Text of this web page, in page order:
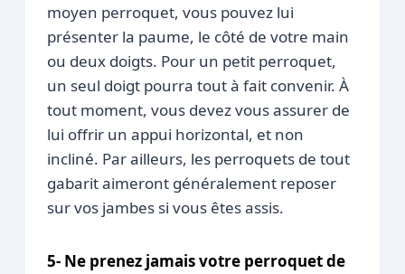
moyen perroquet, vous pouvez lui
présenter la paume, le côté de votre main
ou deux doigts. Pour un petit perroquet,
un seul doigt pourra tout à fait convenir. À
tout moment, vous devez vous assurer de
lui offrir un appui horizontal, et non
incliné. Par ailleurs, les perroquets de tout
gabarit aimeront généralement reposer
sur vos jambes si vous êtes assis.
5- Ne prenez jamais votre perroquet de